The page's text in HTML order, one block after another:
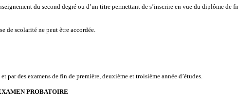
du second degré ou d’un titre permettant de s’inscrire en vue du diplôme de
de scolarité ne peut être accordée.
par des examens de fin de première, deuxième et troisième année d’études.
PROBATOIRE